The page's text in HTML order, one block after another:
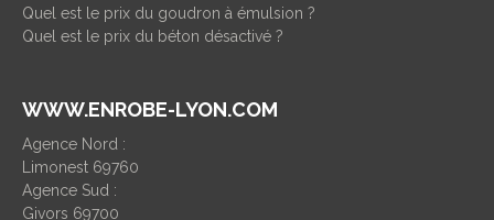
Quel est le prix du goudron à émulsion ?
Quel est le prix du béton désactivé ?
WWW.ENROBE-LYON.COM
Agence Nord :
Limonest 69760
Agence Sud :
Givors 69700